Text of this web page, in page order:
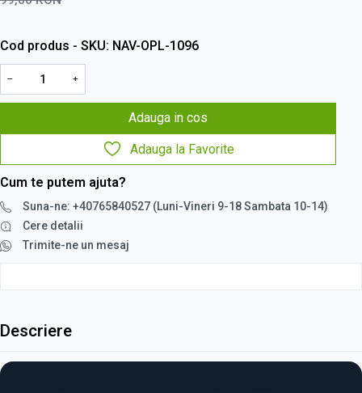
Cod produs - SKU NAV-OPL-1096
− +
Adauga in cos
Adauga la Favorite
Cum te putem ajuta?
Suna-ne: +40765840527 (Luni-Vineri 9-18 Sambata 10-14)
Cere detalii
Trimite-ne un mesaj
Descriere